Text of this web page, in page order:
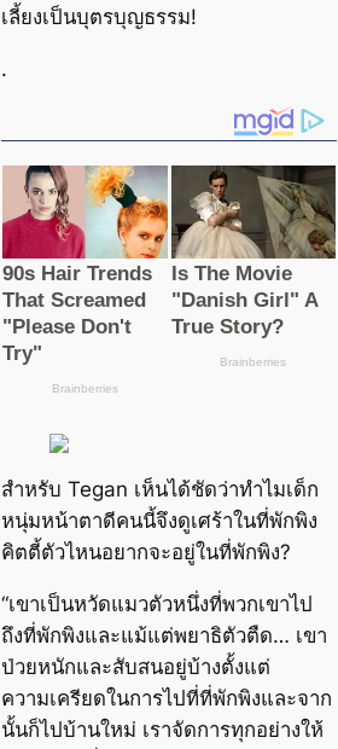
เลี้ยงเป็นบุตรบุญธรรม!
.
สำหรับ Tegan เห็นได้ชัดว่าทำไมเด็ก
หนุ่มหน้าตาดีคนนี้จึงดูเศร้าในที่พักพิง
คิตตี้ตัวไหนอยากจะอยู่ในที่พักพิง?
“เขาเป็นหวัดแมวตัวหนึ่งที่พวกเขาไป
ถึงที่พักพิงและแม้แต่พยาธิตัวตืด… เขา
ป่วยหนักและสับสนอยู่บ้างตั้งแต่
ความเครียดในการไปที่ที่พักพิงและจาก
นั้นก็ไปบ้านใหม่ เราจัดการทุกอย่างให้